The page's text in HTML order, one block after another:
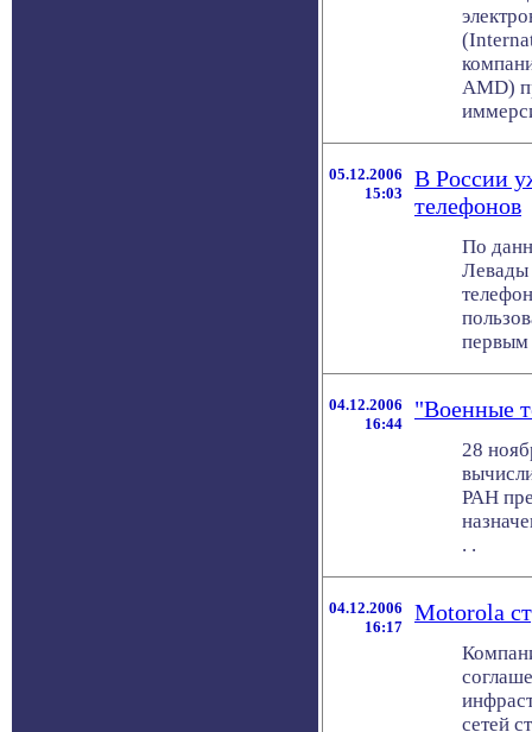
AMD)
05.12.2006
15:03
В России
телефонов
По
Левады
04.12.2006
16:44
"Военные
28
РАН
. .
04.12.2006
16:17
Motorola
сетей